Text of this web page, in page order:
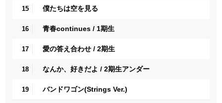
15 僕たちは空を見る
16 青春continues / 1期生
17 愛の答え合わせ / 2期生
18 なんか、好きだよ / 2期生アンダー
19 バンドワゴン(Strings Ver.)